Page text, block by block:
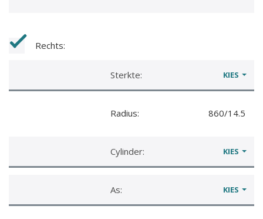
Rechts:
Sterkte: KIES
Radius: 860/14.5
Cylinder: KIES
As: KIES